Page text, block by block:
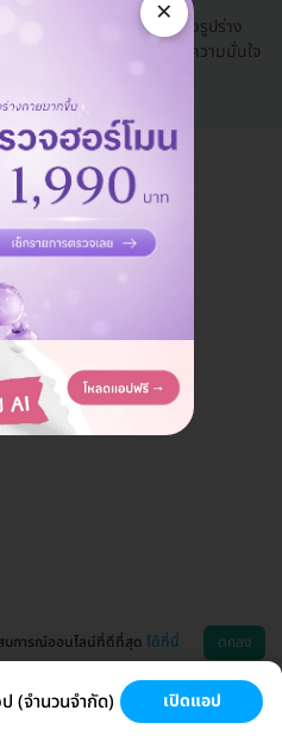
ารทำศัลยกรรมเพื่อปรับปรุงรูปร่าง
ของผู้หญิง เพื่อให้ผู้หญิงมีความมั่นใจ
คุณทุกวันทางไลน์
แอดมิน ฟรี!
ช่วยเหลือ โหลดแอพ
บการณ์ออนไลน์ที่ดีที่สุด ได้ที่นี่ ตกลง
(จำนวนจำกัด) เปิดแอป
×